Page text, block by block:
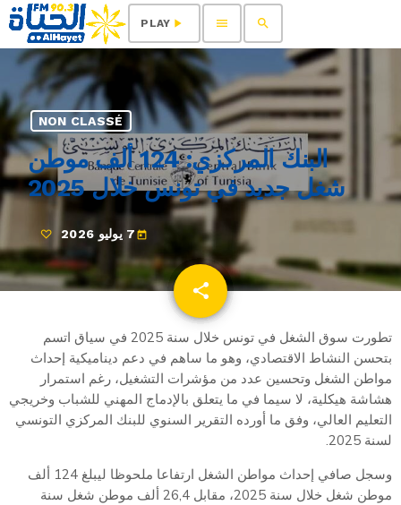
search
menu
play_arrow
PLAY
NON CLASSÉ
البنك المركزي: 124 ألف موطن
شغل جديد في تونس خلال 2025
today 7 يوليو 2026
share
email
تطورت سوق الشغل في تونس خلال سنة 2025 في سياق اتسم
بتحسن النشاط الاقتصادي، وهو ما ساهم في دعم ديناميكية إحداث
مواطن الشغل وتحسين عدد من مؤشرات التشغيل، رغم استمرار
هشاشة هيكلية، لا سيما في ما يتعلق بالإدماج المهني للشباب وخريجي
التعليم العالي، وفق ما أورده التقرير السنوي للبنك المركزي التونسي
لسنة 2025.
وسجل صافي إحداث مواطن الشغل ارتفاعا ملحوظا ليبلغ 124 ألف
موطن شغل خلال سنة 2025، مقابل 26,4 ألف موطن شغل سنة